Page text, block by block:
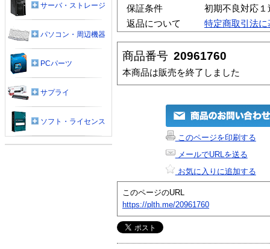
保証条件
初期不良対応
返品について
特定商取引法
商品番号 20961760
本商品は販売を終了しました
このページを印刷する
メールでURLを送る
お気に入りに追加する
このページのURL
https://plth.me/20961760
サーバ・ストレージ
パソコン・周辺機器
PCパーツ
サプライ
ソフト・ライセンス